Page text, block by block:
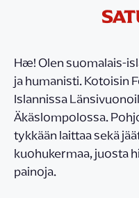
Hæ! Olen suomalais-
ja humanisti. Kotoisin
Islannissa
Äkäslompolossa.
tykkään laittaa sekä
kuohukermaa, juosta
painoja.